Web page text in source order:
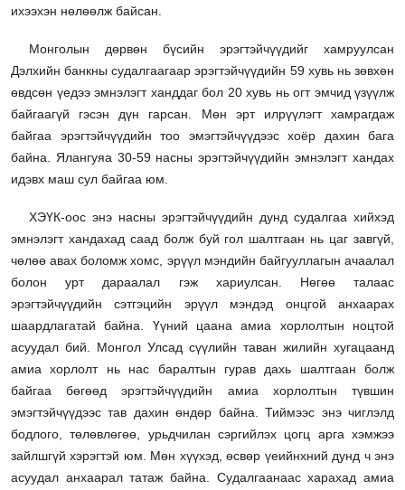
ихээхэн нөлөөлж байсан.
Монголын дөрвөн бүсийн эрэгтэйчүүдийг хамруулсан
Дэлхийн банкны судалгаагаар эрэгтэйчүүдийн 59 хувь нь зөвхөн
өвдсөн үедээ эмнэлэгт ханддаг бол 20 хувь нь огт эмчид үзүүлж
байгаагүй гэсэн дүн гарсан. Мөн эрт илрүүлэгт хамрагдаж
байгаа эрэгтэйчүүдийн тоо эмэгтэйчүүдээс хоёр дахин бага
байна. Ялангуяа 30-59 насны эрэгтэйчүүдийн эмнэлэгт хандах
идэвх маш сул байгаа юм.
ХЭҮК-оос энэ насны эрэгтэйчүүдийн дунд судалгаа хийхэд
эмнэлэгт хандахад саад болж буй гол шалтгаан нь цаг завгүй,
чөлөө авах боломж хомс, эрүүл мэндийн байгууллагын ачаалал
болон урт дараалал гэж хариулсан. Нөгөө талаас
эрэгтэйчүүдийн сэтгэцийн эрүүл мэндэд онцгой анхаарах
шаардлагатай байна. Үүний цаана амиа хорлолтын ноцтой
асуудал бий. Монгол Улсад сүүлийн таван жилийн хугацаанд
амиа хорлолт нь нас баралтын гурав дахь шалтгаан болж
байгаа бөгөөд эрэгтэйчүүдийн амиа хорлолтын түвшин
эмэгтэйчүүдээс тав дахин өндөр байна. Тиймээс энэ чиглэлд
бодлого, төлөвлөгөө, урьдчилан сэргийлэх цогц арга хэмжээ
зайлшгүй хэрэгтэй юм. Мөн хүүхэд, өсвөр үеийнхний дунд ч энэ
асуудал анхаарал татаж байна. Судалгаанаас харахад амиа